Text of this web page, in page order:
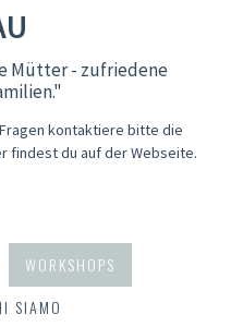
Mütter - zufriedene
kontaktiere bitte die
findest du auf der Webseite.
WORKSHOPS
SIAMO